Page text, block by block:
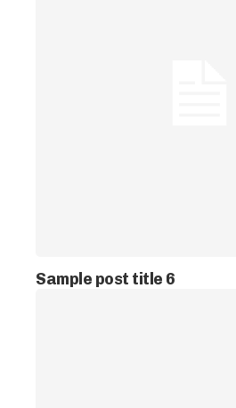
Sample post title 6